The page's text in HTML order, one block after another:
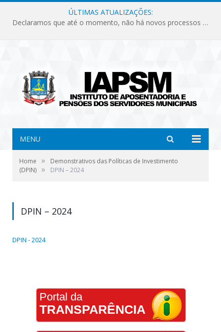
ÚLTIMAS ATUALIZAÇÕES:
Declaramos que até o momento, não há novos processos licitatórios para o Instituto de Previdência no ano de 2026.
MENU
Home »
Demonstrativos das Políticas de Investimento
(DPIN) » DPIN – 2024
DPIN – 2024
DPIN - 2024
Portal da
TRANSPARÊNCIA